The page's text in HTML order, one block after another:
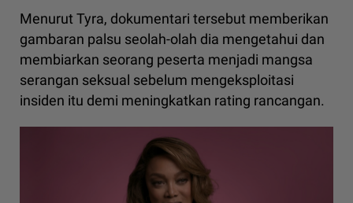
Menurut Tyra, dokumentari tersebut memberikan
gambaran palsu seolah-olah dia mengetahui dan
membiarkan seorang peserta menjadi mangsa
serangan seksual sebelum mengeksploitasi
insiden itu demi meningkatkan rating rancangan.